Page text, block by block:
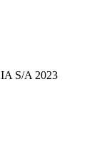
S/A 2023